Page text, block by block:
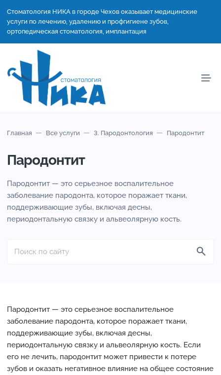
Стоматология НИКА в городе Чехов оказывает медицинские
услуги по лечению, удалению и профгигиене зубов,
ортопедическая стоматология, имплантация
Главная Все услуги 3. Пародонтология Пародонтит
Пародонтит
Пародонтит — это серьезное воспалительное
заболевание пародонта, которое поражает ткани,
поддерживающие зубы, включая десны,
периодонтальную связку и альвеолярную кость.
Пародонтит — это серьезное воспалительное
заболевание пародонта, которое поражает ткани,
поддерживающие зубы, включая десны,
периодонтальную связку и альвеолярную кость. Если
его не лечить, пародонтит может привести к потере
зубов и оказать негативное влияние на общее состояние